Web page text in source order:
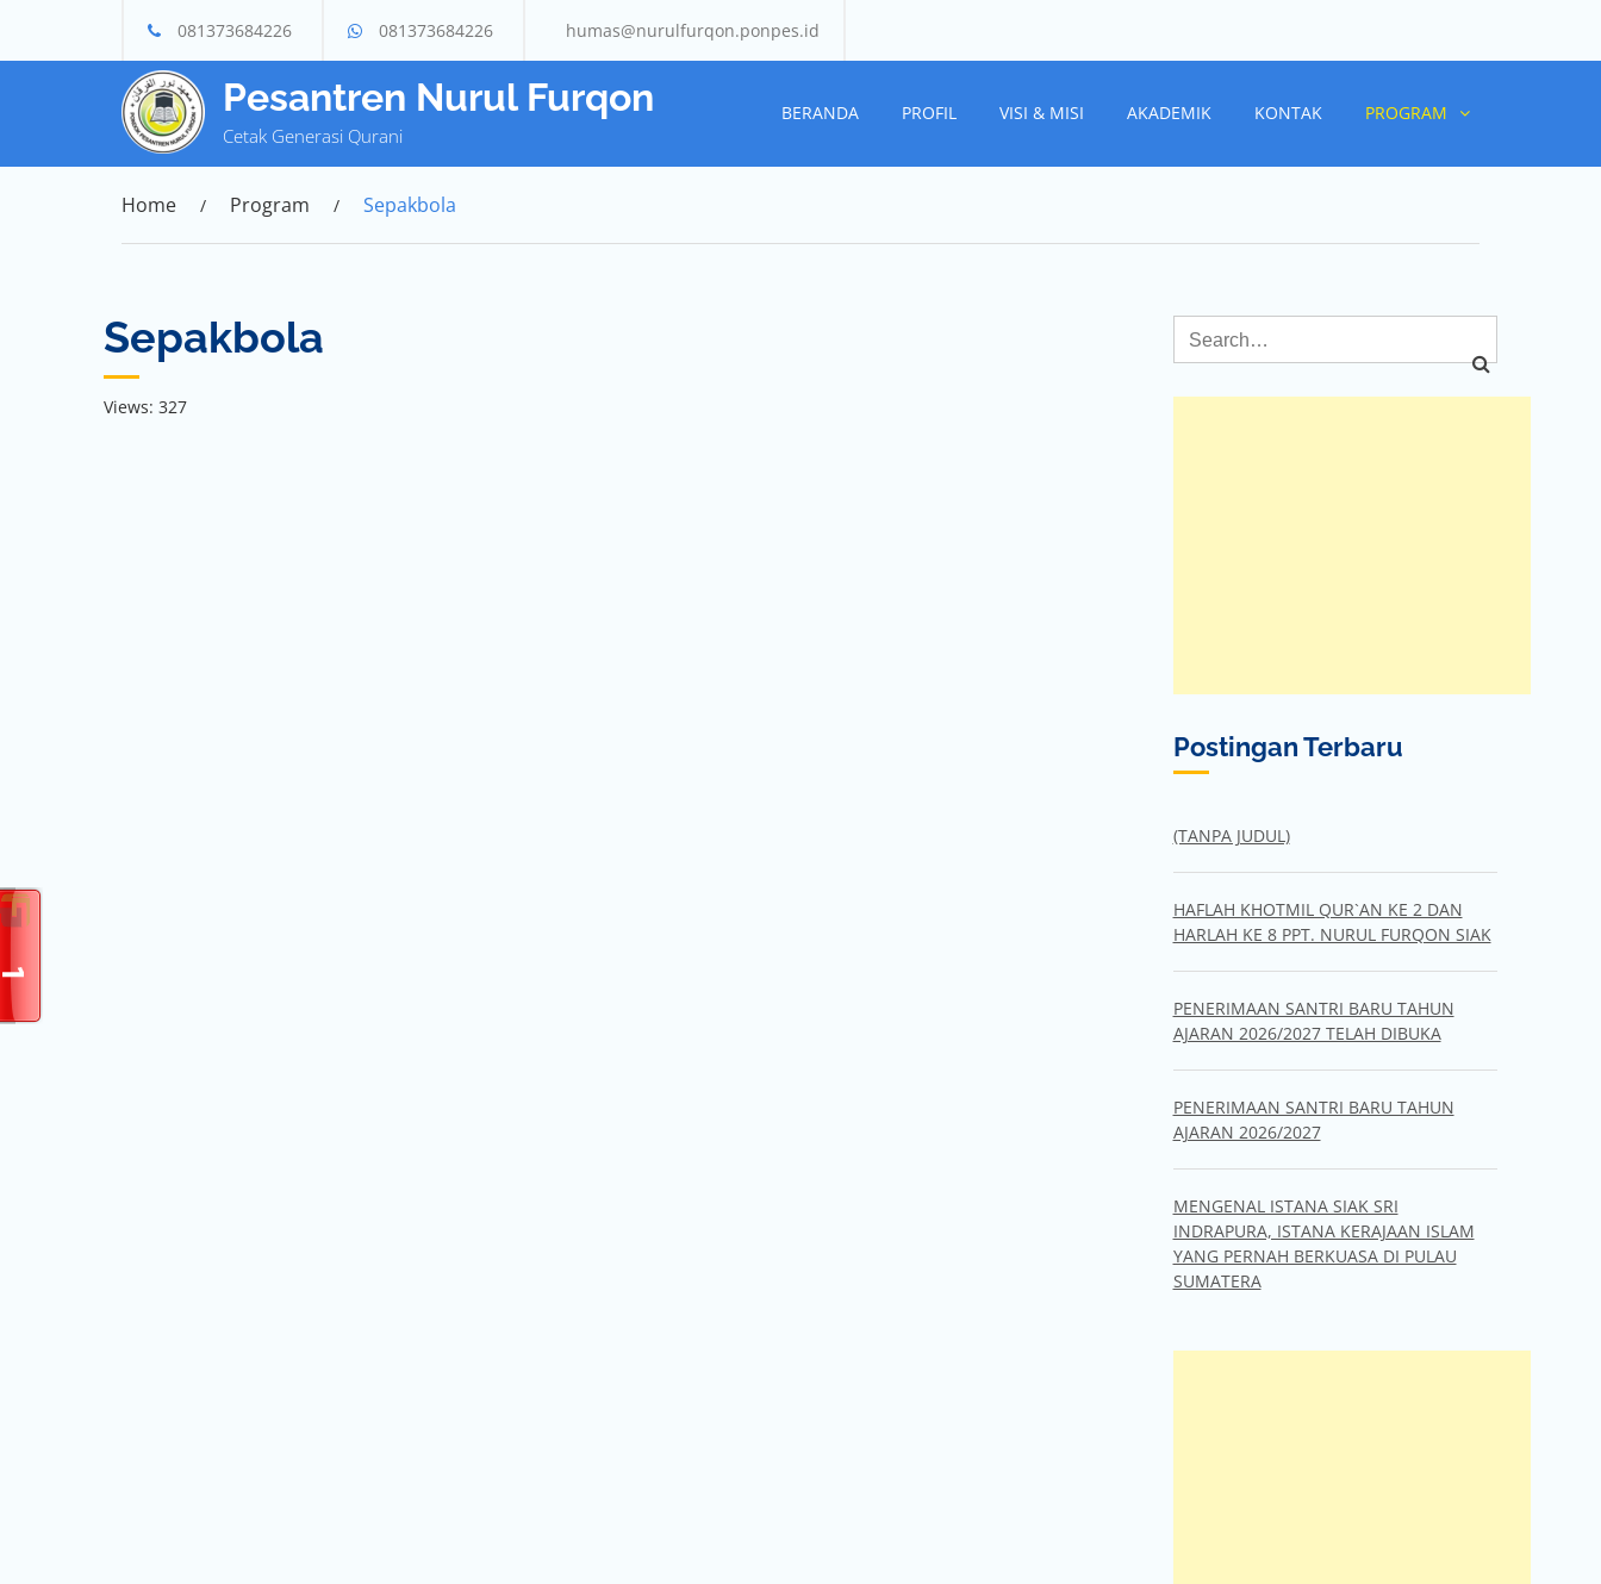
content
081373684226 081373684226 humas@nurulfurqon.ponpes.id
Pesantren Nurul Furqon
Cetak Generasi Qurani
BERANDA PROFIL VISI & MISI AKADEMIK KONTAK PROGRAM
Home Program Sepakbola
Sepakbola
Views: 327
Postingan Terbaru
(TANPA JUDUL)
HAFLAH KHOTMIL QUR`AN KE 2 DAN
HARLAH KE 8 PPT. NURUL FURQON SIAK
PENERIMAAN SANTRI BARU TAHUN
AJARAN 2026/2027 TELAH DIBUKA
PENERIMAAN SANTRI BARU TAHUN
AJARAN 2026/2027
MENGENAL ISTANA SIAK SRI
INDRAPURA, ISTANA KERAJAAN ISLAM
YANG PERNAH BERKUASA DI PULAU
SUMATERA